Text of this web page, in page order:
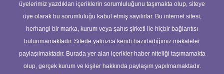
üyelerimiz yazdıkları içeriklerin sorumluluğunu taşımakta olup, siteye
üye olarak bu sorumluluğu kabul etmiş sayılırlar. Bu internet sitesi,
herhangi bir marka, kurum veya şahıs şirketi ile hiçbir bağlantısı
bulunmamaktadır. Sitede yalnızca kendi hazırladığımız makaleler
paylaşılmaktadır. Burada yer alan içerikler haber niteliği taşımamakta
olup, gerçek kurum ve kişiler hakkında paylaşım yapılmamaktadır.